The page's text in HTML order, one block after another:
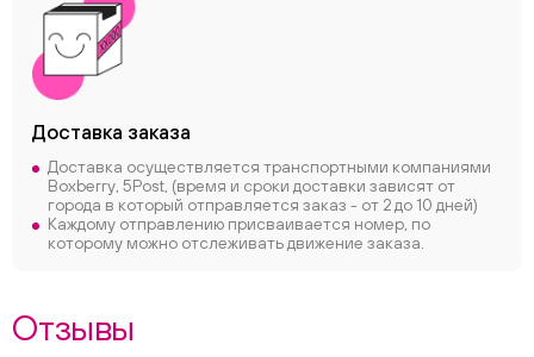
Доставка заказа
Доставка осуществляется транспортными компаниями
Boxberry, 5Post, (время и сроки доставки зависят от
города в который отправляется заказ - от 2 до 10 дней)
Каждому отправлению присваивается номер, по
которому можно отслеживать движение заказа.
Отзывы